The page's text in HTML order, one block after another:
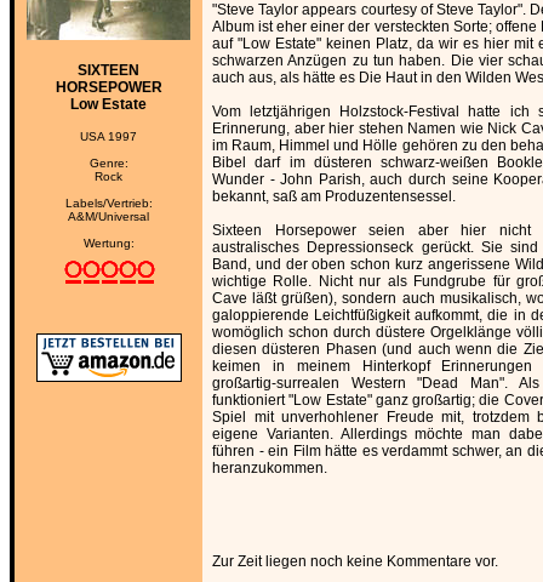
SIXTEEN
HORSEPOWER
Low Estate
USA 1997
Genre:
Rock
Labels/Vertrieb:
A&M/Universal
Wertung:
"Steve Taylor appears courtesy of Steve Taylor".
Album ist eher einer der versteckten Sorte;
auf "Low Estate" keinen Platz, da wir es hier mit
schwarzen Anzügen zu tun haben. Die vier
auch aus, als hätte es Die Haut in den Wilden
Vom letztjährigen Holzstock-Festival hatte
Erinnerung, aber hier stehen Namen wie Nick
im Raum, Himmel und Hölle gehören zu den
Bibel darf im düsteren schwarz-weißen
Wunder - John Parish, auch durch seine
bekannt, saß am Produzentensessel.
Sixteen Horsepower seien aber hier nicht
australisches Depressionseck gerückt. Sie
Band, und der oben schon kurz angerissene
wichtige Rolle. Nicht nur als Fundgrube für
Cave läßt grüßen), sondern auch musikalisch,
galoppierende Leichtfüßigkeit aufkommt, die in
womöglich schon durch düstere Orgelklänge
diesen düsteren Phasen (und auch wenn die
keimen in meinem Hinterkopf
großartig-surrealen Western "Dead Man".
funktioniert "Low Estate" ganz großartig; die
Spiel mit unverhohlener Freude mit, trotzdem
eigene Varianten. Allerdings möchte man
führen - ein Film hätte es verdammt schwer, an
heranzukommen.
Zur Zeit liegen noch keine Kommentare vor.